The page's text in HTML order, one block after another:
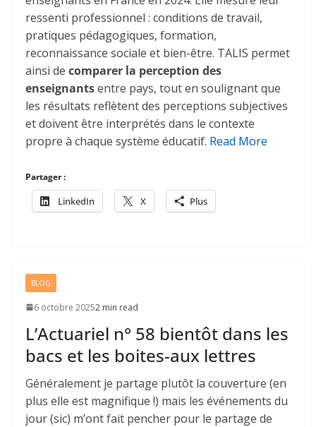
ressenti professionnel : conditions de travail,
pratiques pédagogiques, formation,
reconnaissance sociale et bien-être. TALIS permet
ainsi de comparer la perception des
enseignantsentre pays, tout en soulignant que
les résultats reflètent des perceptions subjectives
et doivent être interprétés dans le contexte
propre à chaque système éducatif. Read More
Partager :
LinkedIn X Plus
BLOG
6 octobre 20252 min read
L’Actuariel n° 58 bientôt dans les
bacs et les boites-aux lettres
Généralement je partage plutôt la couverture (en
plus elle est magnifique !) mais les événements du
jour (sic) m’ont fait pencher pour le partage de